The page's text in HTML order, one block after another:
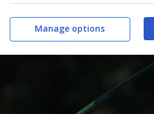
Manage options